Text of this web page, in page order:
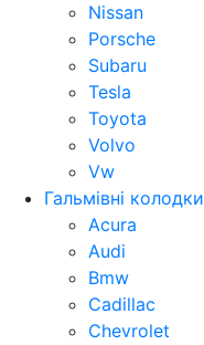
Nissan
Porsche
Subaru
Tesla
Toyota
Volvo
Vw
Гальмівні колодки
Acura
Audi
Bmw
Cadillac
Chevrolet